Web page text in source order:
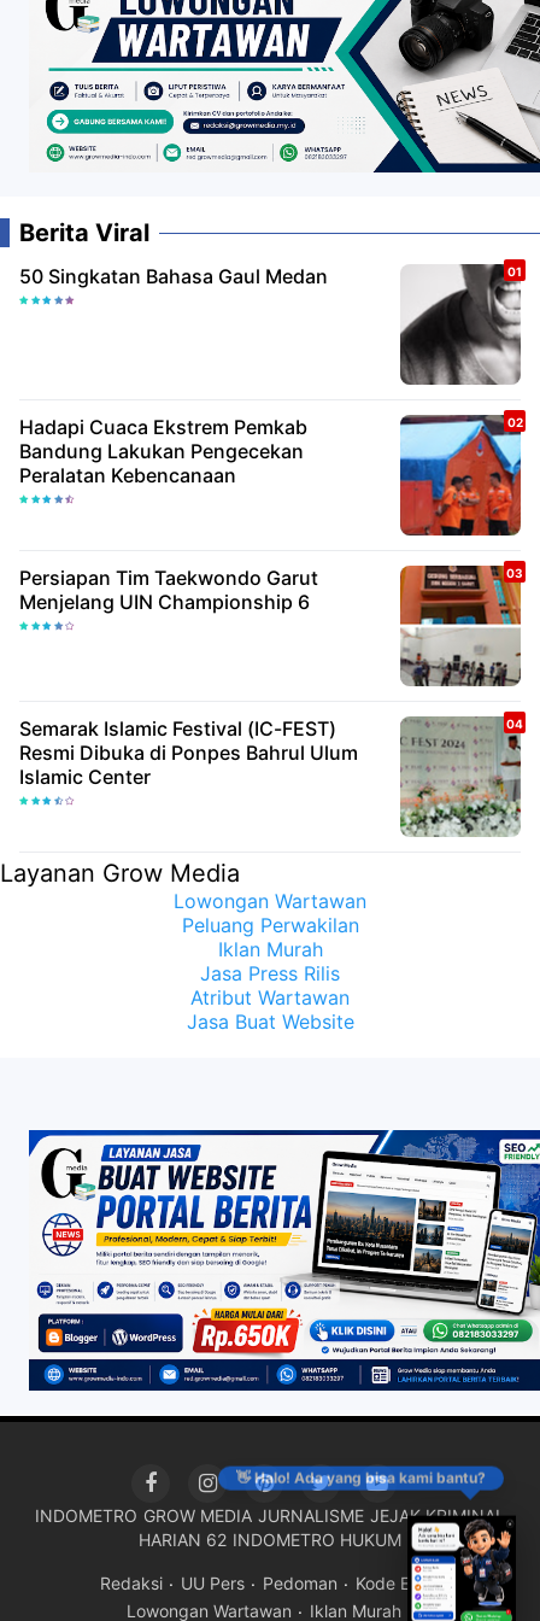
Berita Viral
50 Singkatan Bahasa Gaul Medan
Hadapi Cuaca Ekstrem Pemkab
Bandung Lakukan Pengecekan
Peralatan Kebencanaan
Persiapan Tim Taekwondo Garut
Menjelang UIN Championship 6
Semarak Islamic Festival (IC-FEST)
Resmi Dibuka di Ponpes Bahrul Ulum
Islamic Center
Layanan Grow Media
Lowongan Wartawan
Peluang Perwakilan
Iklan Murah
Jasa Press Rilis
Atribut Wartawan
Jasa Buat Website
👋 Halo! Ada yang bisa kami bantu?
INDOMETRO GROW MEDIA JURNALISME JEJAK KRIMINAL
HARIAN 62 INDOMETRO HUKUM
Redaksi UU Pers Pedoman
Kode Etik
Lowongan Wartawan
Iklan Murah